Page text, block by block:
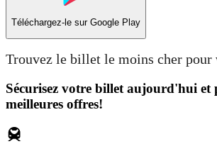
Téléchargez-le sur Google Play
Trouvez le billet le moins cher pour
Sécurisez votre billet aujourd'hui et
meilleures offres!